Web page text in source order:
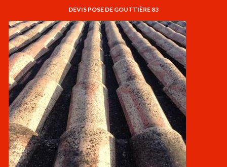
DEVIS POSE DE GOUTTIÈRE 83